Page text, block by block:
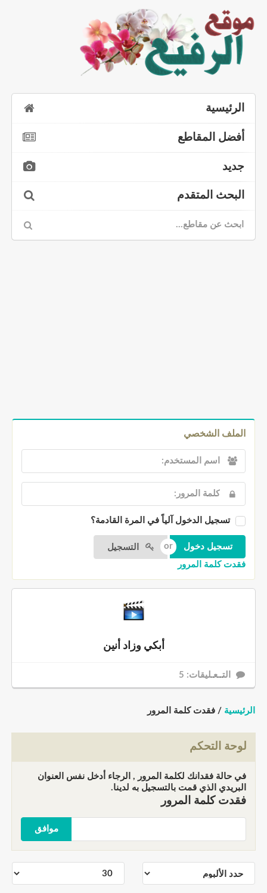
الرئيسية
أفضل المقاطع
جديد
البحث المتقدم
الملف الشخصي
تسجيل الدخول آلياً في المرة القادمة؟
التسجيل
فقدت كلمة المرور
أبكي وزاد أنين
التــعـليقات: 5
الرئيسية / فقدت كلمة المرور
لوحة التحكم
في حالة فقدانك لكلمة المرور , الرجاء أدخل نفس العنوان
البريدي الذي قمت بالتسجيل به لدينا.
فقدت كلمة المرور
موافق